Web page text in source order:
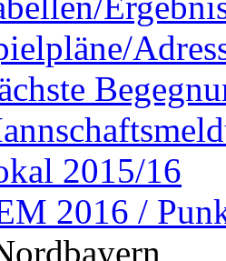
2015/16
2016 /